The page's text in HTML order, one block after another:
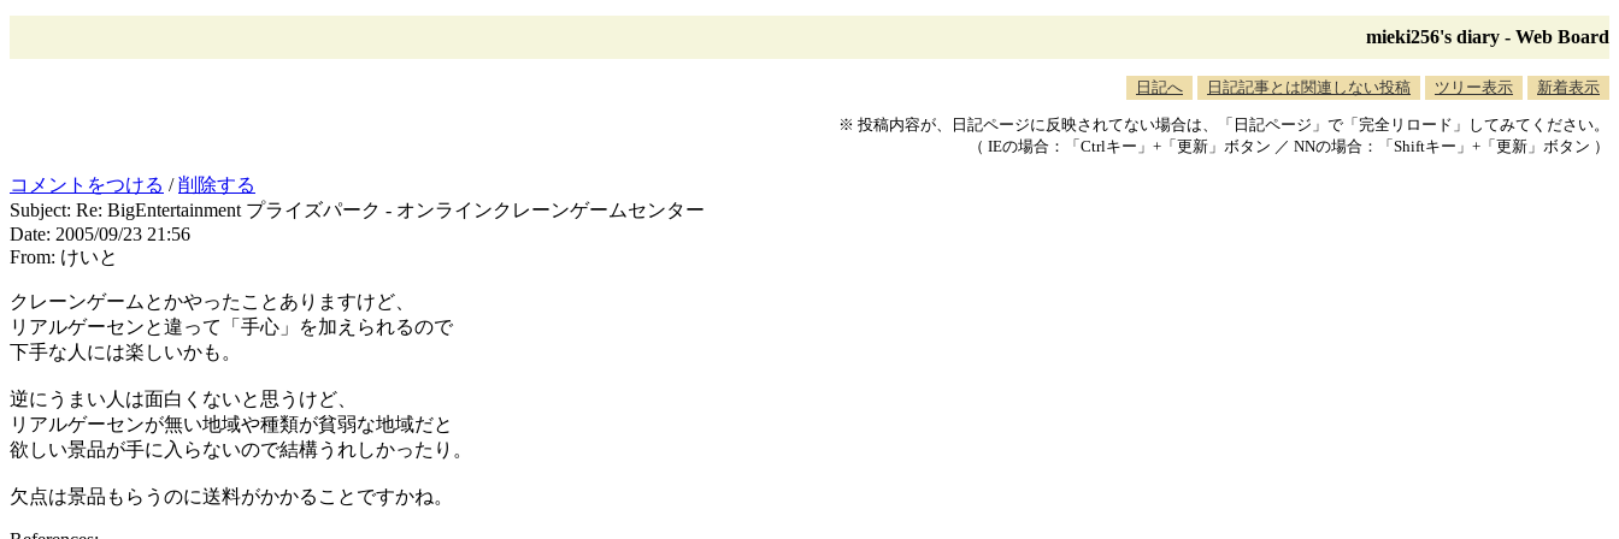
mieki256's diary - Web Board
日記へ 日記記事とは関連しない投稿 ツリー表示 新着表示
※ 投稿内容が、日記ページに反映されてない場合は、「日記ページ」で「完全リロード」してみてください。
（ IEの場合：「Ctrlキー」+「更新」ボタン ／ NNの場合：「Shiftキー」+「更新」ボタン ）
コメントをつける /削除する
Subject: Re: BigEntertainment プライズパーク - オンラインクレーンゲームセンター
Date: 2005/09/23 21:56
From: けいと
クレーンゲームとかやったことありますけど、
リアルゲーセンと違って「手心」を加えられるので
下手な人には楽しいかも。
逆にうまい人は面白くないと思うけど、
リアルゲーセンが無い地域や種類が貧弱な地域だと
欲しい景品が手に入らないので結構うれしかったり。
欠点は景品もらうのに送料がかかることですかね。